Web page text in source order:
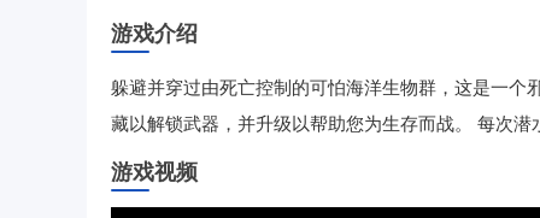
游戏介绍
躲避并穿过由死亡控制的可怕海洋生物群，这是一
藏以解锁武器，并升级以帮助您为生存而战。 每次
游戏视频